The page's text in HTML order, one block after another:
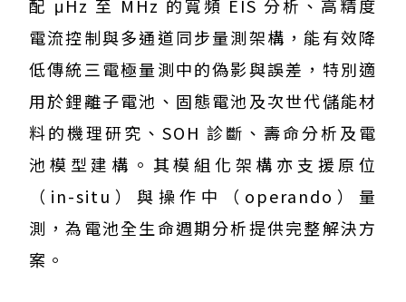
配 μHz 至 MHz 的寬頻 EIS 分析、高精度
電流控制與多通道同步量測架構，能有效降
低傳統三電極量測中的偽影與誤差，特別適
用於鋰離子電池、固態電池及次世代儲能材
料的機理研究、SOH 診斷、壽命分析及電
池模型建構。其模組化架構亦支援原位
（in-situ）與操作中（operando）量
測，為電池全生命週期分析提供完整解決方
案。